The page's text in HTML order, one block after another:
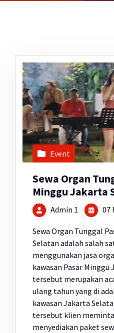
Event
Sewa Organ
Minggu Jakarta
Admin 1 07
Sewa Organ Tunggal
Selatan adalah salah
menggunakan jasa
kawasan Pasar Minggu
tersebut merupakan
ulang tahun yang di
kawasan Jakarta
tersebut klien
menyediakan paket